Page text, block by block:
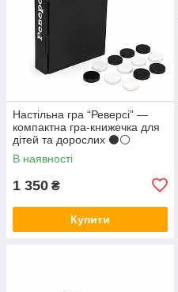
Настільна гра “Реверсі” —
компактна гра-книжечка для
дітей та дорослих ⚫⚪
В наявності
1 350 ₴
Купити